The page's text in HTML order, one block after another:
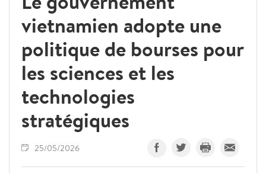
vietnamien adopte une
politique de bourses pour
les sciences et les
technologies
stratégiques
25/05/2026